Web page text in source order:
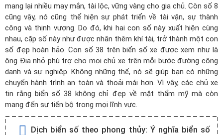
mang lại nhiều may mắn, tài lộc, vững vàng cho gia chủ. Còn số 8
cũng vậy, nó cũng thể hiện sự phát triển về tài vận, sự thành
công và thịnh vượng. Do đó, khi hai con số này xuất hiện cùng
nhau, cặp số này như được nhân thêm khí tài, trở thành một con
số đẹp hoàn hảo. Con số 38 trên biển số xe được xem như là
ông Địa nhỏ phù trợ cho mọi chủ xe trên mỗi bước đường công
danh và sự nghiệp. Không những thế, nó sẽ giúp bạn có những
chuyến hành trình an toàn và thoải mái hơn. Vì vậy, các chủ xe
tin rằng biển số 38 không chỉ đẹp về mặt thẩm mỹ mà còn
mang đến sự tiến bộ trong mọi lĩnh vực.
Dịch biển số theo phong thủy: Ý nghĩa biển số